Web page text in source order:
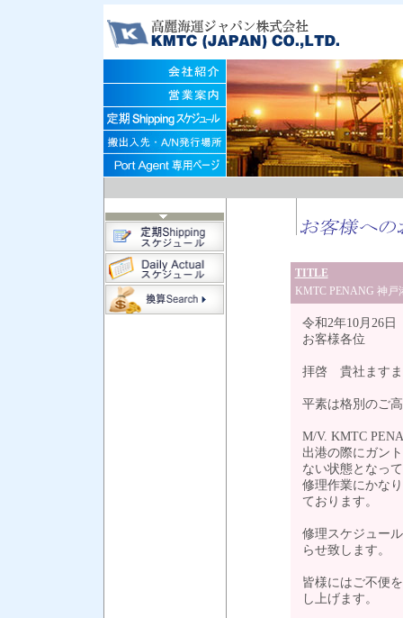
TITLE
KMTC PENANG 神
令和2年10月26日
お客様各位
拝啓 貴社ますま
平素は格別のご
M/V. KMTC
出港の際にガン
ない状態となっ
修理作業にかな
ております。
修理スケジュー
らせ致します。
皆様にはご不便
し上げます。